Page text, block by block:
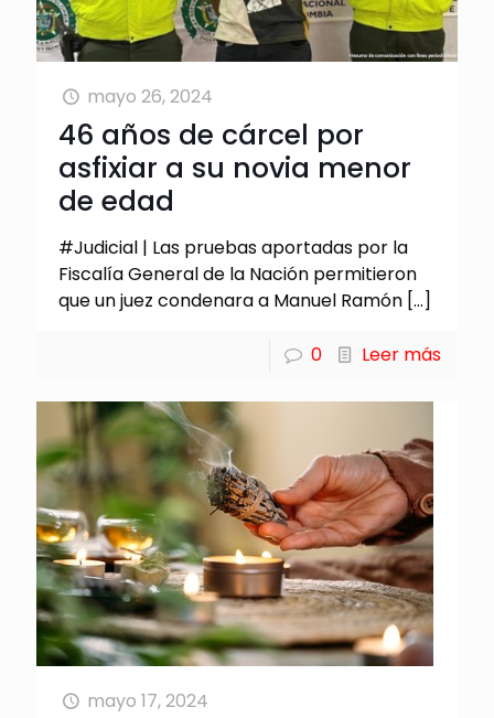
mayo 26, 2024
46 años de cárcel por
asfixiar a su novia menor
de edad
#Judicial | Las pruebas aportadas por la
Fiscalía General de la Nación permitieron
que un juez condenara a Manuel Ramón […]
0 Leer más
mayo 17, 2024